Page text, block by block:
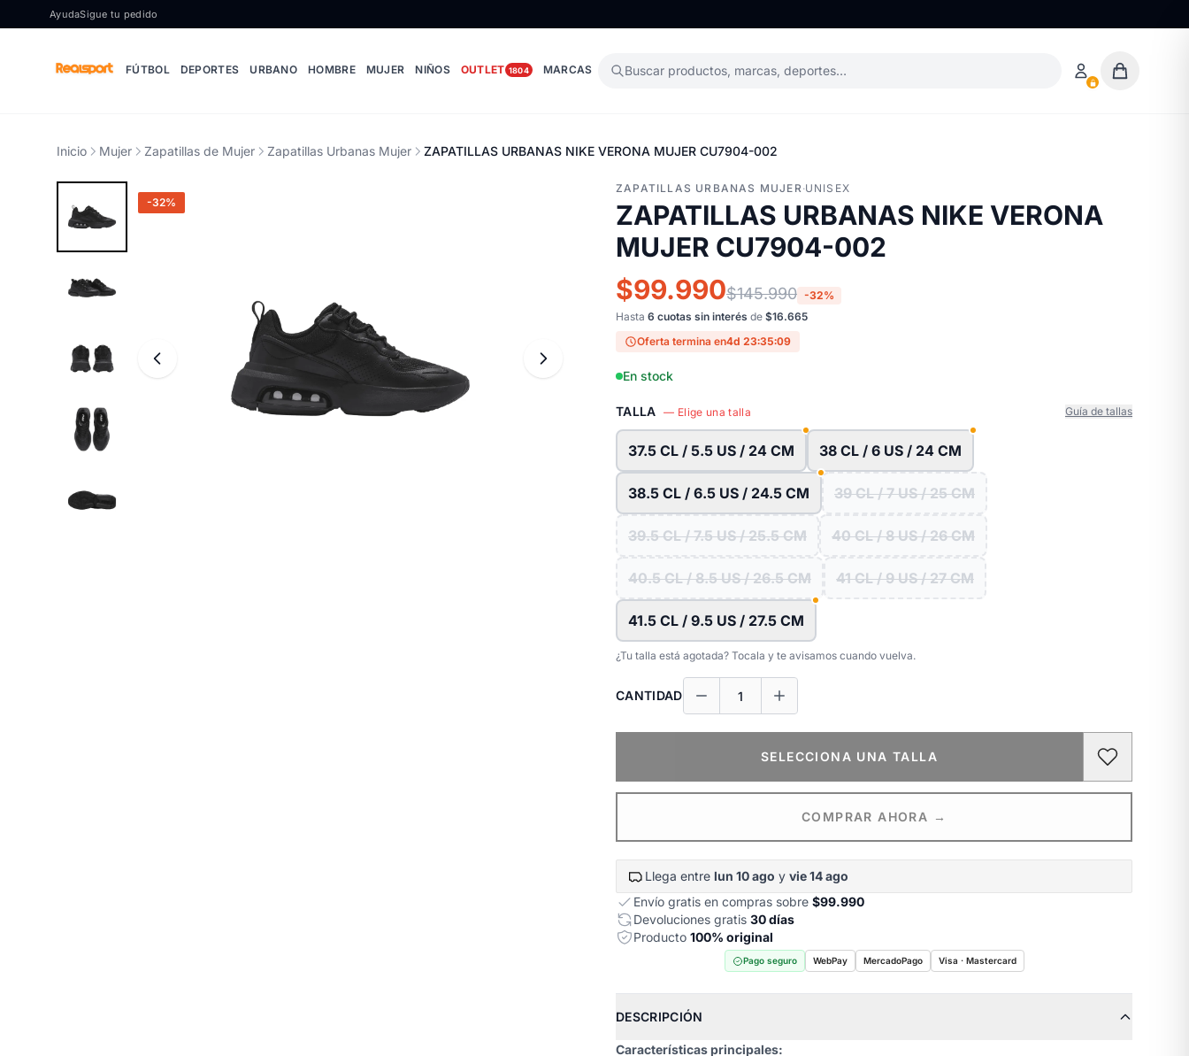
Ir al contenido
AyudaSigue tu pedido
FÚTBOL DEPORTES URBANO HOMBRE MUJER NIÑOS OUTLET 1804 MARCAS Buscar productos, marcas, deportes…
Inicio Mujer Zapatillas de Mujer Zapatillas Urbanas Mujer ZAPATILLAS URBANAS NIKE VERONA MUJER CU7904-002
-32%
ZAPATILLAS URBANAS MUJER·UNISEX
ZAPATILLAS URBANAS NIKE VERONA
MUJER CU7904-002
$99.990$145.990 -32%
Hasta 6 cuotas sin interés de $16.665
Oferta termina en4d 23:35:08
En stock
TALLA — Elige una talla Guía de tallas
37.5 CL / 5.5 US / 24 CM 38 CL / 6 US / 24 CM
38.5 CL / 6.5 US / 24.5 CM 39 CL / 7 US / 25 CM
39.5 CL / 7.5 US / 25.5 CM 40 CL / 8 US / 26 CM
40.5 CL / 8.5 US / 26.5 CM 41 CL / 9 US / 27 CM
41.5 CL / 9.5 US / 27.5 CM
¿Tu talla está agotada? Tocala y te avisamos cuando vuelva.
CANTIDAD
SELECCIONA UNA TALLA
COMPRAR AHORA →
Llega entre lun 10 ago y vie 14 ago
Envío gratis en compras sobre $99.990
Devoluciones gratis 30 días
Producto 100% original
Pago seguro WebPay MercadoPago Visa · Mastercard
DESCRIPCIÓN
Características principales: